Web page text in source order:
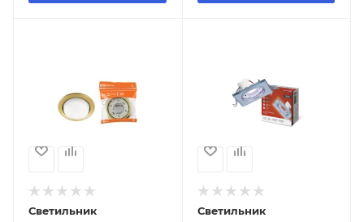
Светильник
Светильник